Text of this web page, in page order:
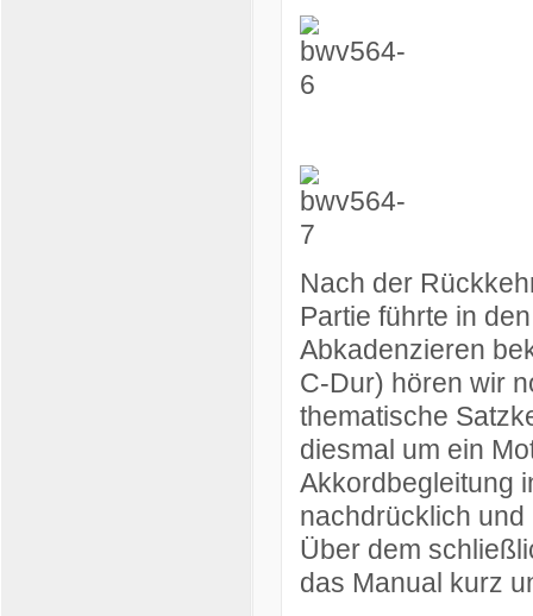
Nach der
Partie führte in
Abkadenzieren
C-Dur) hören wir
thematische
diesmal um ein
Akkordbegleitung
nachdrücklich
Über dem
das Manual kurz